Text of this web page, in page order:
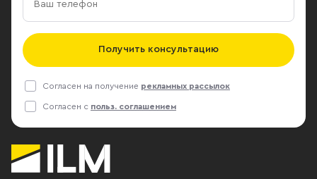
Получить консультацию
Согласен на получение рекламных рассылок
Согласен с польз. соглашением